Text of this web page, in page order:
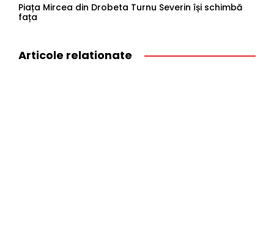
Piața Mircea din Drobeta Turnu Severin își schimbă
fața
Articole relationate